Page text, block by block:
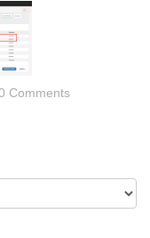
Comments